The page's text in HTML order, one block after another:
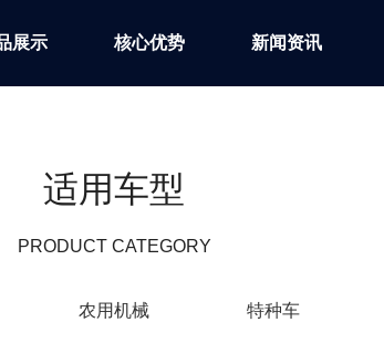
展示 核心优势 新闻资讯
适用车型
PRODUCT CATEGORY
农用机械 特种车